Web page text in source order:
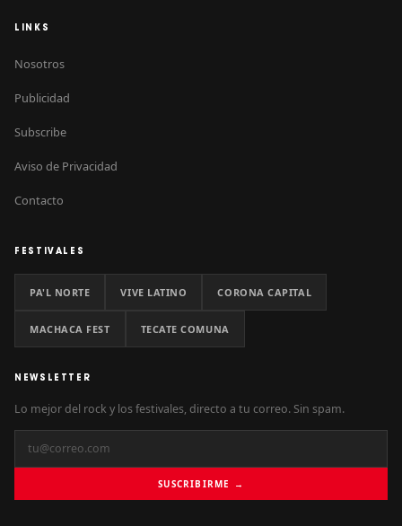
LINKS
Nosotros
Publicidad
Subscribe
Aviso de Privacidad
Contacto
FESTIVALES
PA'L NORTE VIVE LATINO CORONA CAPITAL
MACHACA FEST TECATE COMUNA
NEWSLETTER
Lo mejor del rock y los festivales, directo a tu correo. Sin spam.
SUSCRIBIRME →